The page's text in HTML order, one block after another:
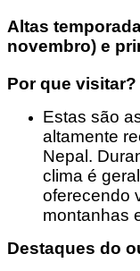
Altas
novembro) e
Por que visitar?
Estas são
altamente
Nepal.
clima é
oferecendo
montanhas
Destaques do